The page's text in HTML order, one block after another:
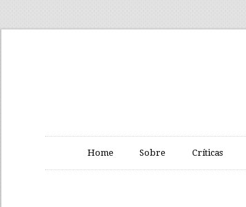
Home Sobre Críticas